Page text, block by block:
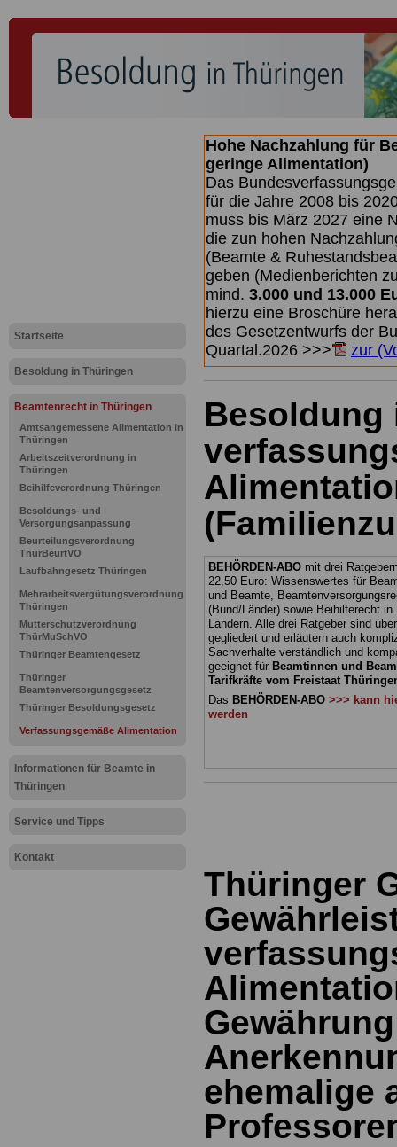
Startseite
Besoldung in Thüringen
Beamtenrecht in Thüringen
Amtsangemessene Alimentation in
Thüringen
Arbeitszeitverordnung in
Thüringen
Beihilfeverordnung Thüringen
Besoldungs- und
Versorgungsanpassung
Beurteilungsverordnung
ThürBeurtVO
Laufbahngesetz Thüringen
Mehrarbeitsvergütungsverordnung
Thüringen
Mutterschutzverordnung
ThürMuSchVO
Thüringer Beamtengesetz
Thüringer
Beamtenversorgungsgesetz
Thüringer Besoldungsgesetz
Verfassungsgemäße Alimentation
Informationen für Beamte in
Thüringen
Service und Tipps
Kontakt
Hohe Nachzahlung für
geringe Alimentation)
Das
für die Jahre 2008 bis
muss bis März 2027 eine
die zun hohen
(Beamte &
geben (Medienberichten
mind. 3.000 und 13.000
hierzu eine Broschüre
des Gesetzentwurfs der
Quartal.2026 >>>
zur
Besoldung
BEHÖRDEN-ABO mit drei
22,50 Euro: Wissenswertes für
und Beamte,
(Bund/Länder) sowie Beihilferecht in
Ländern. Alle drei Ratgeber sind
gegliedert und erläutern auch
Sachverhalte verständlich und
geeignet für Beamtinnen und
Tarifkräfte vom Freistaat
Das BEHÖRDEN-ABO >>> kann
werden
Thüringer
ehemalige